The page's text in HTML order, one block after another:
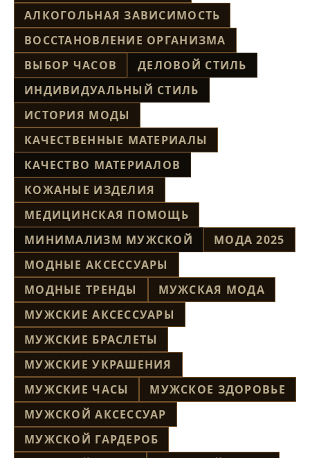
АЛКОГОЛЬНАЯ ЗАВИСИМОСТЬ
ВОССТАНОВЛЕНИЕ ОРГАНИЗМА
ВЫБОР ЧАСОВ
ДЕЛОВОЙ СТИЛЬ
ИНДИВИДУАЛЬНЫЙ СТИЛЬ
ИСТОРИЯ МОДЫ
КАЧЕСТВЕННЫЕ МАТЕРИАЛЫ
КАЧЕСТВО МАТЕРИАЛОВ
КОЖАНЫЕ ИЗДЕЛИЯ
МЕДИЦИНСКАЯ ПОМОЩЬ
МИНИМАЛИЗМ МУЖСКОЙ
МОДА 2025
МОДНЫЕ АКСЕССУАРЫ
МОДНЫЕ ТРЕНДЫ
МУЖСКАЯ МОДА
МУЖСКИЕ АКСЕССУАРЫ
МУЖСКИЕ БРАСЛЕТЫ
МУЖСКИЕ УКРАШЕНИЯ
МУЖСКИЕ ЧАСЫ
МУЖСКОЕ ЗДОРОВЬЕ
МУЖСКОЙ АКСЕССУАР
МУЖСКОЙ ГАРДЕРОБ